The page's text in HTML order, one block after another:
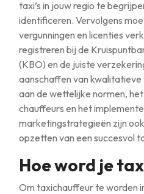
taxi’s in jouw regio te
identificeren. Vervolgens
vergunningen en licenties
registreren bij de
(KBO) en de juiste
aanschaffen van
aan de wettelijke normen,
chauffeurs en het
marketingstrategieën zijn
opzetten van een succesvol
Hoe word je
Om taxichauffeur te worden